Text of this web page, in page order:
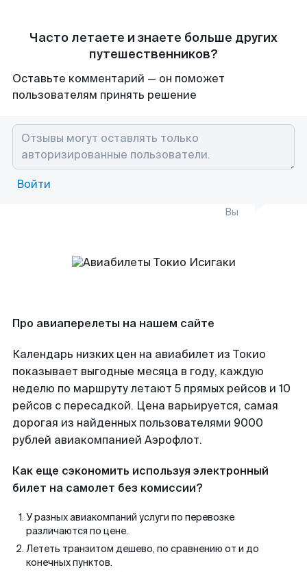
Часто летаете и знаете больше других
путешественников?
Оставьте комментарий — он поможет
пользователям принять решение
Войти
Вы
Про авиаперелеты на нашем сайте
Календарь низких цен на авиабилет из Токио
показывает выгодные месяца в году, каждую
неделю по маршруту летают 5 прямых рейсов и 10
рейсов с пересадкой. Цена варьируется, самая
дорогая из найденных пользователями 9000
рублей авиакомпанией Аэрофлот.
Как еще сэкономить используя электронный
билет на самолет без комиссии?
У разных авиакомпаний услуги по перевозке
различаются по цене.
Лететь транзитом дешево, по сравнению от и до
конечных пунктов.